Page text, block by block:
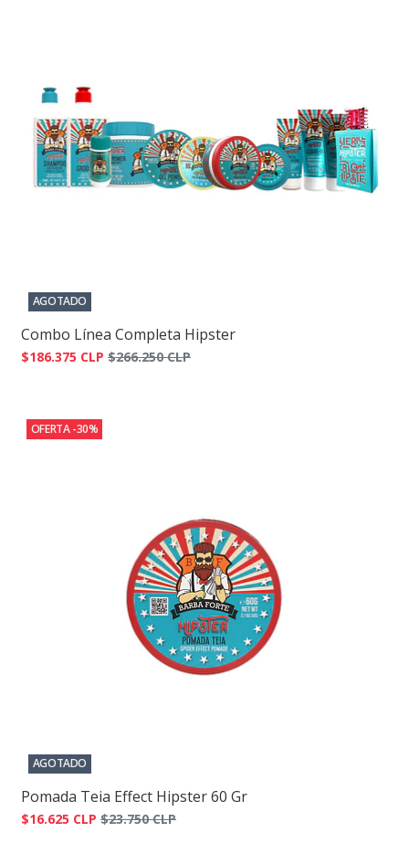
AGOTADO
Combo Línea Completa Hipster
$186.375 CLP $266.250 CLP
OFERTA -30%
AGOTADO
Pomada Teia Effect Hipster 60 Gr
$16.625 CLP $23.750 CLP